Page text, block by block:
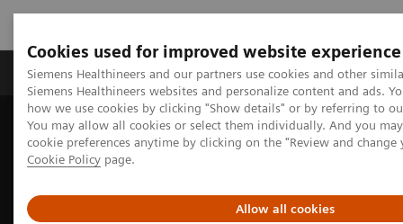
Cookies used for improved website experience
Siemens Healthineers and our partners use cookies and other
Siemens Healthineers websites and personalize content and ads.
how we use cookies by clicking "Show details" or by referring to
You may allow all cookies or select them individually. And you
cookie preferences anytime by clicking on the "Review and
Cookie Policy page.
Allow all cookies
Soluzioni e servizi Insights La nostra
Home Chi siamo